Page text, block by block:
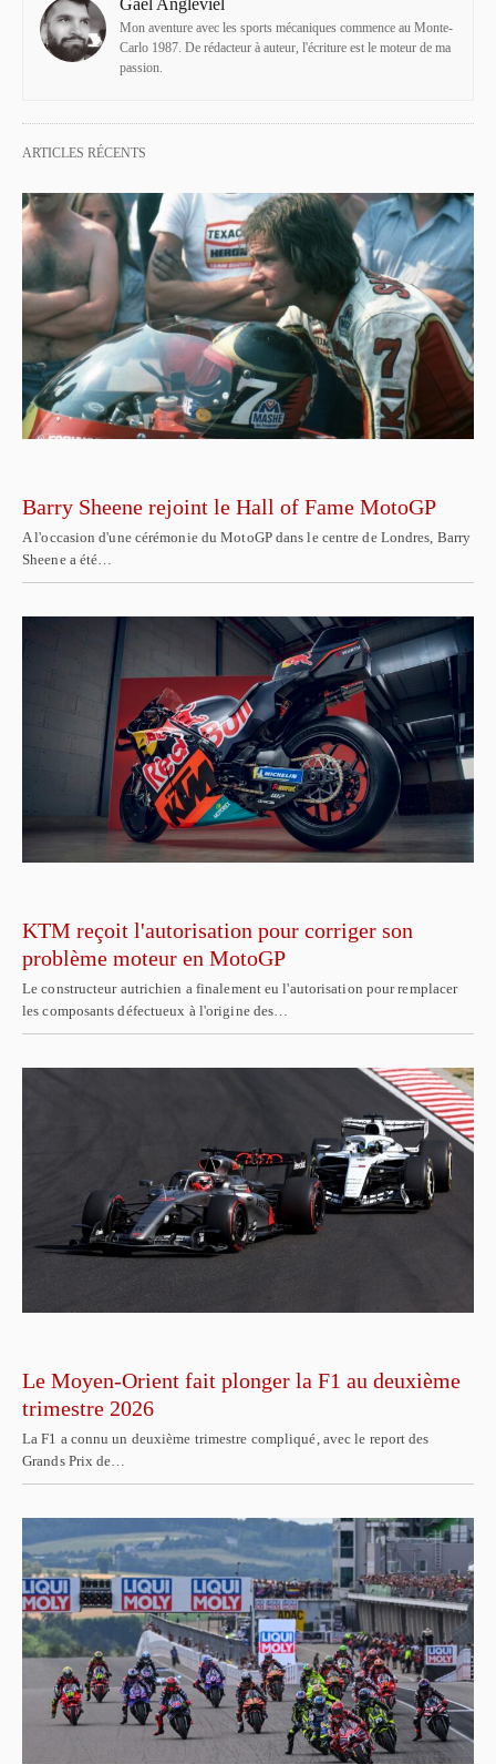
Gaël Angleviel
Mon aventure avec les sports mécaniques commence au Monte-
Carlo 1987. De rédacteur à auteur, l'écriture est le moteur de ma
passion.
ARTICLES RÉCENTS
Barry Sheene rejoint le Hall of Fame MotoGP
A l'occasion d'une cérémonie du MotoGP dans le centre de Londres, Barry
Sheene a été…
KTM reçoit l'autorisation pour corriger son
problème moteur en MotoGP
Le constructeur autrichien a finalement eu l'autorisation pour remplacer
les composants défectueux à l'origine des…
Le Moyen-Orient fait plonger la F1 au deuxième
trimestre 2026
La F1 a connu un deuxième trimestre compliqué, avec le report des
Grands Prix de…